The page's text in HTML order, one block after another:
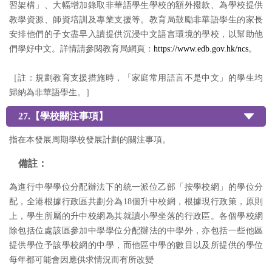
習架構」、大幅增加錄取非華語學生學校的額外撥款、為學校提供
教學資源、師資培訓及專業支援等。教育局鼓勵非華語學生的家長
安排他們的子女盡早入讀提供沉浸中文語言環境的學校，以幫助他
們學好中文。詳情請參閱教育局網頁： https://www.edb.gov.hk/ncs。
［註：規劃教育支援措施時，「家庭常用語言不是中文」的學生均
歸納為非華語學生。］
27.【學校關注事項】
指在本發展周期學校發展計劃的關注事項。
備註：
為進行中學學位分配辦法下的統一派位乙部「按學校網」的學位分
配，全港根據行政區共劃分為18個升中校網，根據現行政策，原則
上，學生所屬的升中校網為其就讀小學坐落的行政區。各個學校網
除包括位處該區參加中學學位分配辦法的中學外，亦包括一些他區
提供學位予該學校網的中學，而他區中學的數目以及所提供的學位
每年都可能會因應供求情況而有所改變